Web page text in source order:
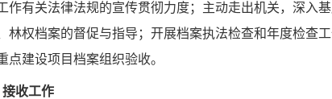
作有关法律法规的宣传贯彻力度；主动走出机关，深入
林权档案的督促与指导；开展档案执法检查和年度检查
点建设项目档案组织验收。
收工作